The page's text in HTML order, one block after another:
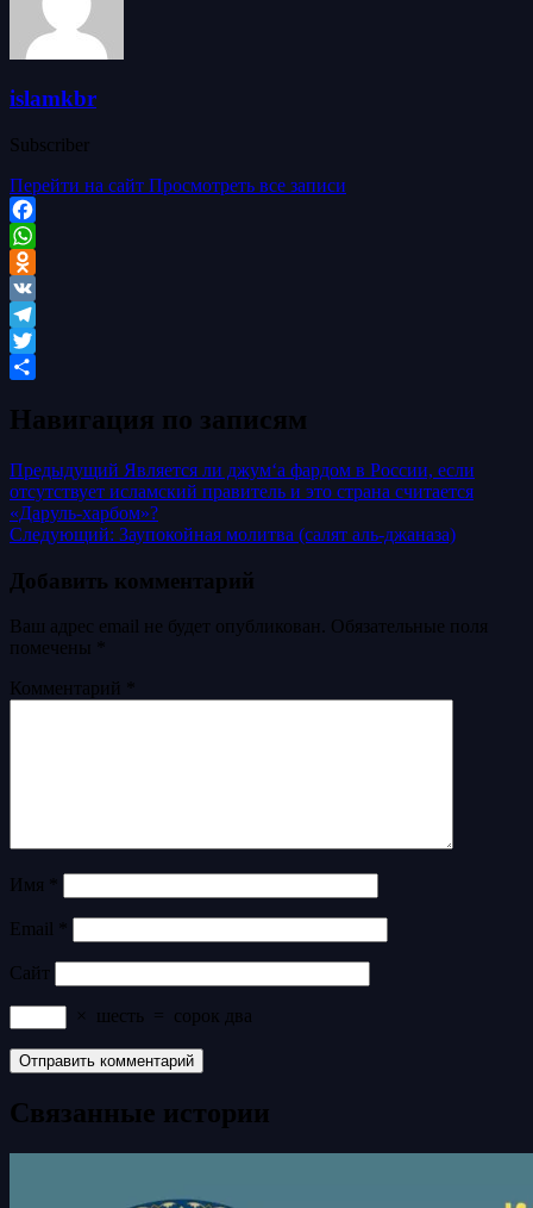
islamkbr
Subscriber
Перейти на сайт Просмотреть все записи
Facebook
WhatsApp
Odnoklassniki
VK
Telegram
Twitter
Навигация по записям
Предыдущий Является ли джум‘а фардом в России, если
отсутствует исламский правитель и это страна считается
«Даруль-харбом»?
Следующий: Заупокойная молитва (салят аль-джаназа)
Добавить комментарий
Ваш адрес email не будет опубликован.
Обязательные поля
помечены
Комментарий
Имя
Email
Сайт
× шесть = сорок два
Связанные истории